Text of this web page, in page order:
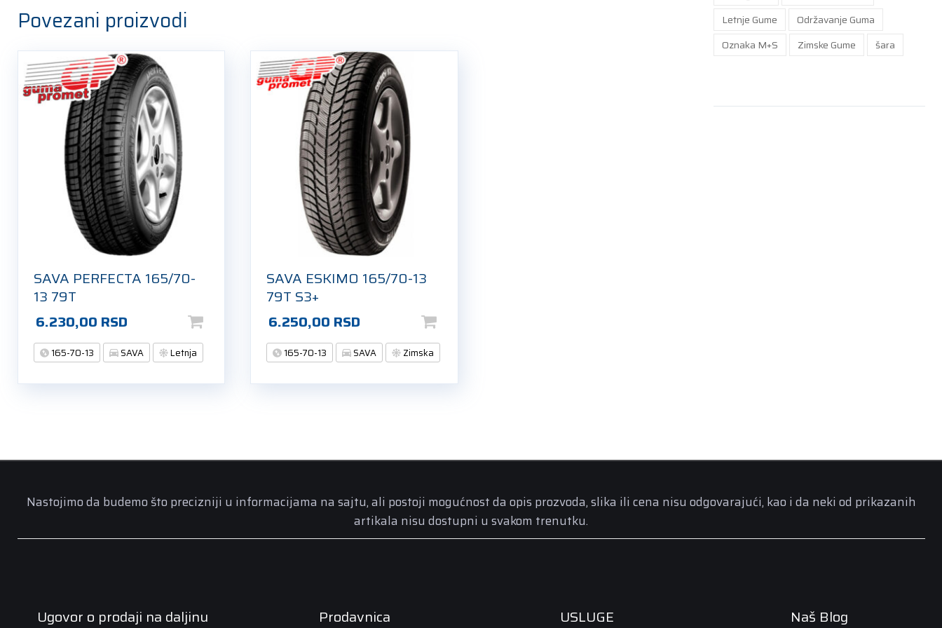
Povezani proizvodi
SAVA PERFECTA 165/70-
13 79T
6.230,00 RSD
165-70-13 SAVA Letnja
SAVA ESKIMO 165/70-13
79T S3+
6.250,00 RSD
165-70-13 SAVA Zimska
Letnje Gume
Održavanje Guma
Oznaka M+S
Zimske Gume šara
Nastojimo da budemo što precizniji u informacijama na sajtu, ali postoji mogućnost da opis prozvoda, slika ili cena nisu odgovarajući, kao i da neki od prikazanih
artikala nisu dostupni u svakom trenutku.
Ugovor o prodaji na daljinu
Prodavnica
USLUGE
Naš Blog